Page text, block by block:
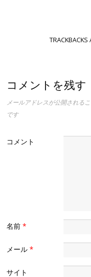
TRACKBACKS
コメントを残す
メールアドレスが公開される
です
コメント
名前*
メール*
サイト